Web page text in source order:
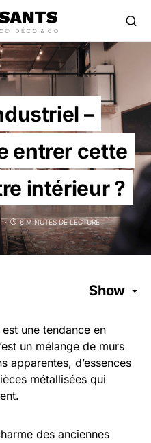
–
entrer cette
intérieur ?
6 MINUTES DE LECTURE
Show
est une tendance en
un mélange de murs
apparentes, d’essences
métallisées qui
des anciennes